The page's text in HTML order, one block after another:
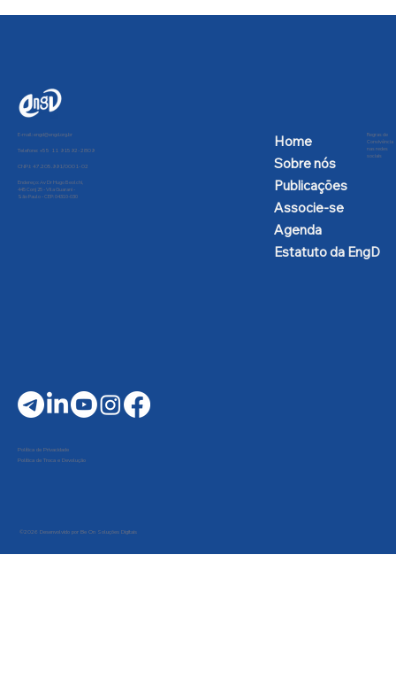
E-mail:engd@engd.org.br
Telefone: +55 11 91592-2809
CNPJ: 47.205.991/0001-02
Endereço: Av Dr Hugo Beolchi,
445 Conj 25 - Vila Guarani -
São Paulo - CEP: 04310-030
Home
Sobre nós
Publicações
Associe-se
Agenda
Estatuto da EngD
Regras de
Convivência
nas redes
sociais
Política de Privacidade
Política de Troca e Devolução
©2026 Desenvolvido por Be On Soluções Digitais